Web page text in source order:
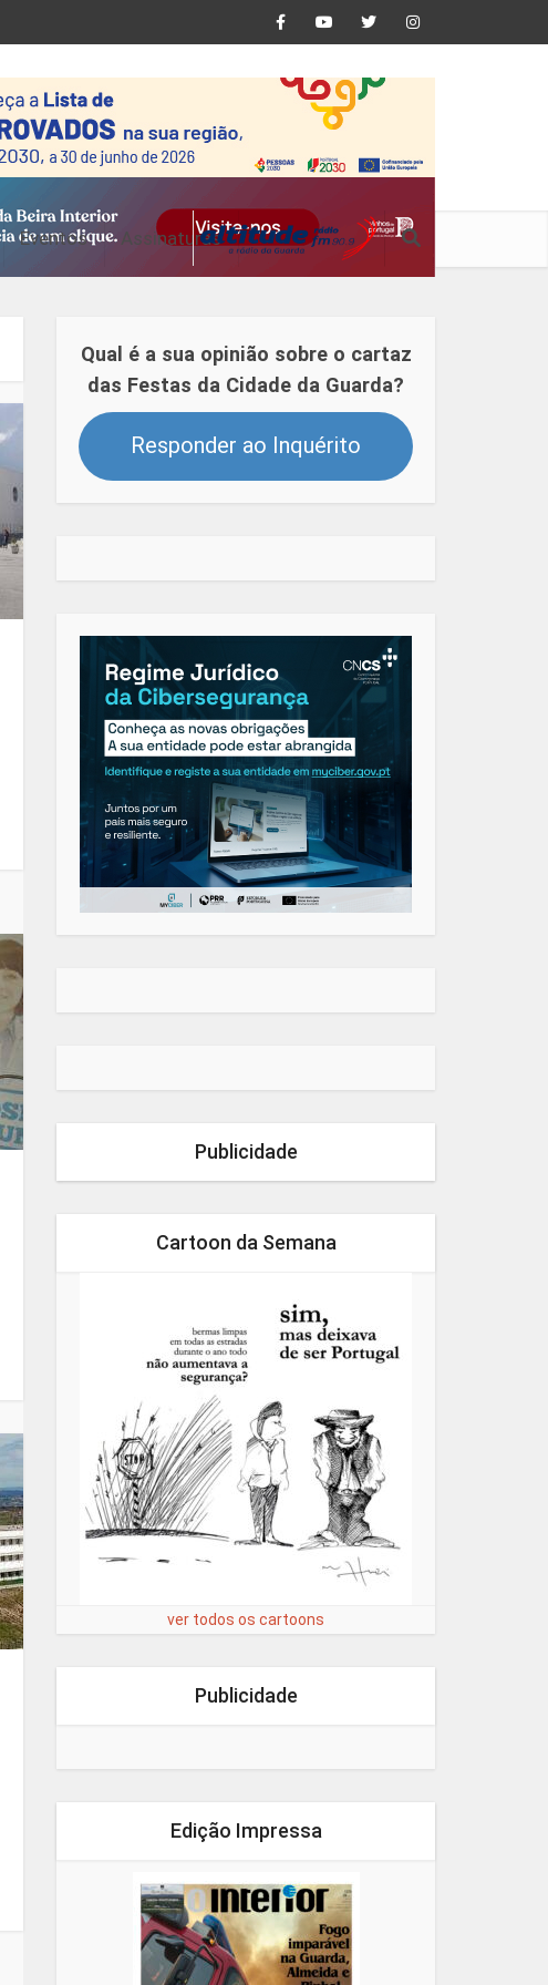
Eventos Assinaturas
Qual é a sua opinião sobre o cartaz
das Festas da Cidade da Guarda?
Responder ao Inquérito
Publicidade
Cartoon da Semana
ver todos os cartoons
Publicidade
Edição Impressa